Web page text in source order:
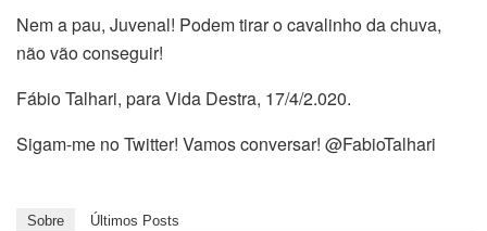
Nem a pau, Juvenal! Podem tirar o cavalinho da chuva,
não vão conseguir!
Fábio Talhari, para Vida Destra, 17/4/2.020.
Sigam-me no Twitter! Vamos conversar! @FabioTalhari
Sobre Últimos Posts